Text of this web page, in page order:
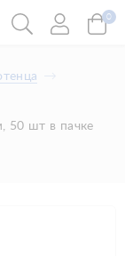
0
50 шт в пачке